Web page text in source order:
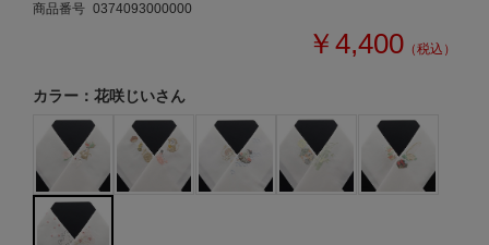
商品番号 0374093000000
￥4,400 （税込）
カラー：花咲じいさん